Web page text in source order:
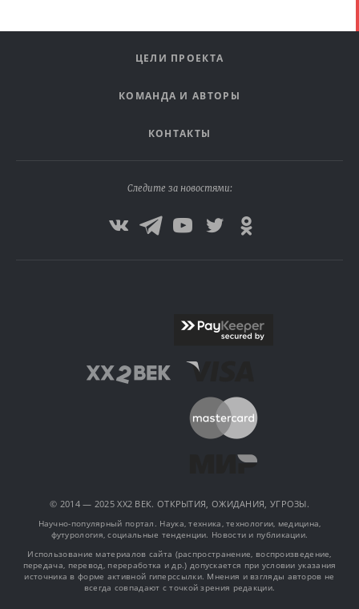
ЦЕЛИ ПРОЕКТА
КОМАНДА И АВТОРЫ
КОНТАКТЫ
Следите за новостями:
© 2014 — 2025 XX2 ВЕК. ОТКРЫТИЯ, ОЖИДАНИЯ, УГРОЗЫ.
Научно-популярный портал. Наука, техника, технологии, медицина,
футурология, социальные тенденции. Новости и публикации.
Использование материалов сайта (распространение, воспроизведение,
передача, перевод, переработка и др.) допускается при условии указания
источника в форме активной гиперссылки. Мнения и взгляды авторов не
всегда совпадают с точкой зрения редакции.